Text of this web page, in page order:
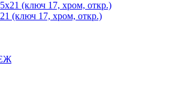
(ключ 17, хром, откр.)